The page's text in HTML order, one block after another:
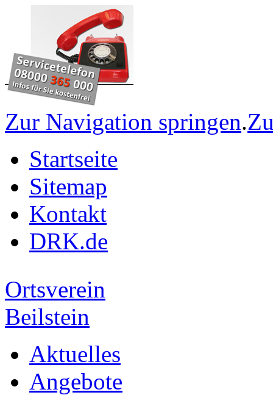
Zur Navigation springen.
Startseite
Sitemap
Kontakt
DRK.de
Ortsverein
Beilstein
Aktuelles
Angebote